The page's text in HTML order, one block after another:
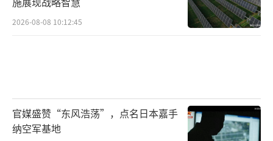
△台湾媒体报道截图
结”，暴露其根深蒂固的右翼思想。
日本右翼拿“台湾有事”当借口
2026-08-08 10:12:45
官媒盛赞“东风浩荡”，点名日本嘉手
纳空军基地